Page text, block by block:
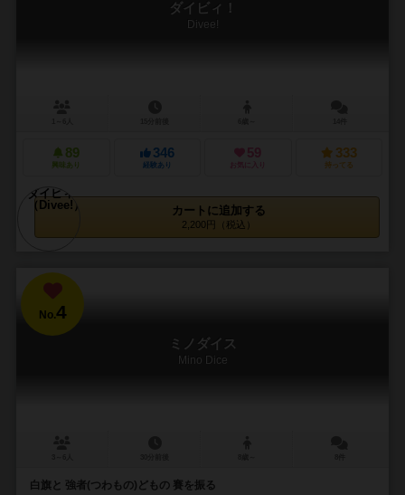
ダイビィ！
Divee!
89
興味あり
346
経験あり
59
お気に入り
333
持ってる
カートに追加する
2,200円（税込）
No.4
ミノダイス
Mino Dice
白旗と 強者(つわもの)どもの 賽を振る